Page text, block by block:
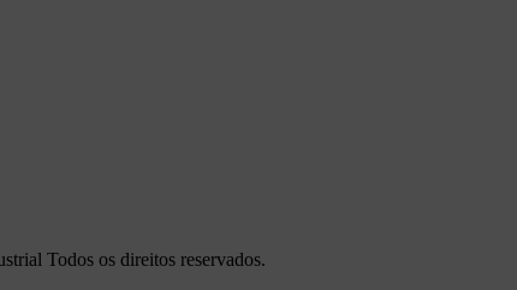
Todos os direitos reservados.